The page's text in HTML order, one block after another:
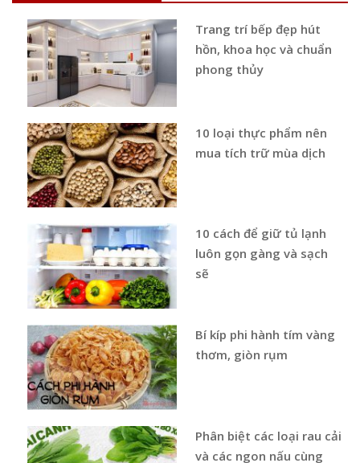
Trang trí bếp đẹp hút
hồn, khoa học và chuẩn
phong thủy
10 loại thực phẩm nên
mua tích trữ mùa dịch
10 cách để giữ tủ lạnh
luôn gọn gàng và sạch
sẽ
Bí kíp phi hành tím vàng
thơm, giòn rụm
Phân biệt các loại rau cải
và các ngon nấu cùng